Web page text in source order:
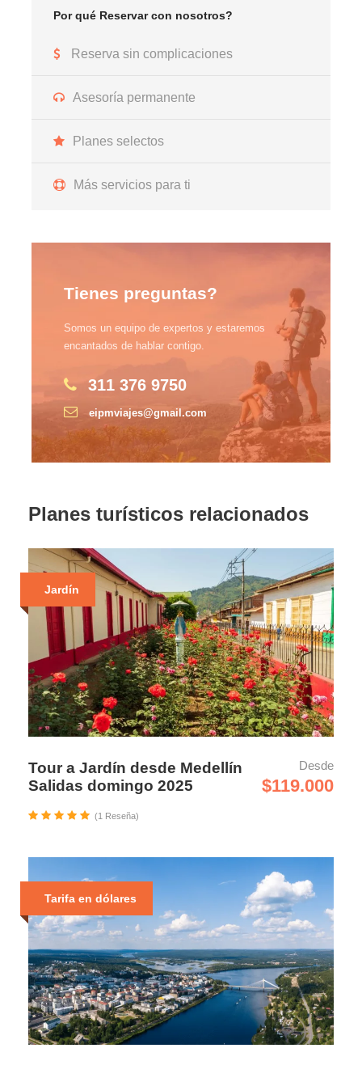
Por qué Reservar con nosotros?
Reserva sin complicaciones
Asesoría permanente
Planes selectos
Más servicios para ti
Tienes preguntas?
Somos un equipo de expertos y estaremos
encantados de hablar contigo.
311 376 9750
eipmviajes@gmail.com
Planes turísticos relacionados
Jardín
Tour a Jardín desde Medellín
Salidas domingo 2025
Desde
$119.000
(1 Reseña)
Tarifa en dólares